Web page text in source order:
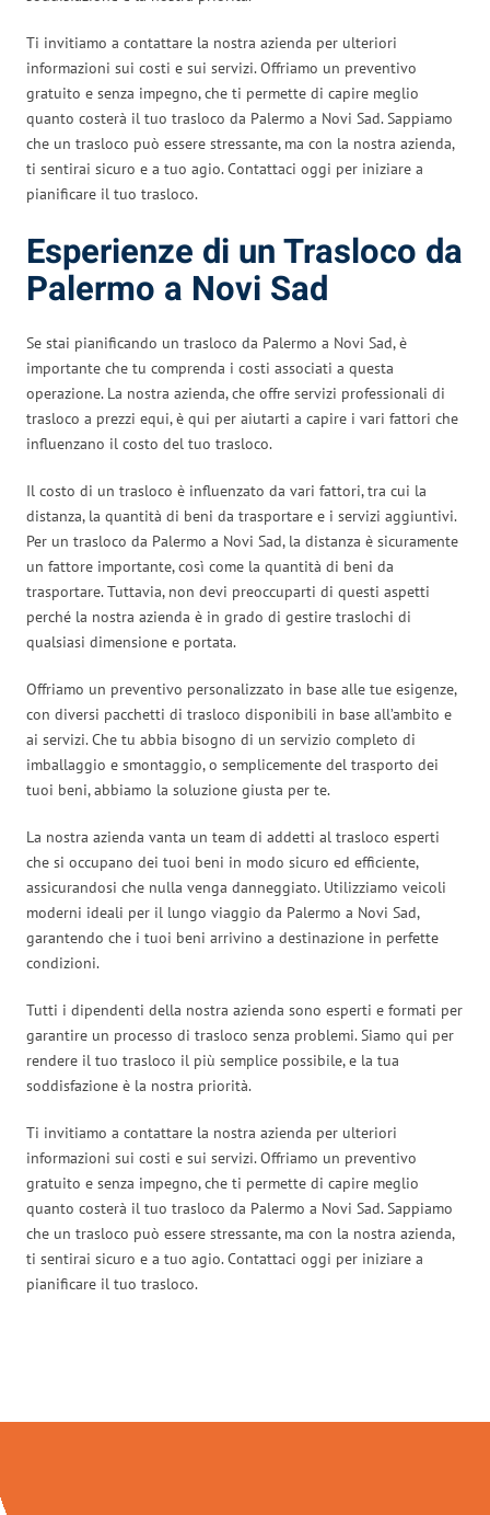
Ti invitiamo a contattare la nostra azienda per ulteriori
informazioni sui costi e sui servizi. Offriamo un preventivo
gratuito e senza impegno, che ti permette di capire meglio
quanto costerà il tuo trasloco da Palermo a Novi Sad. Sappiamo
che un trasloco può essere stressante, ma con la nostra azienda,
ti sentirai sicuro e a tuo agio. Contattaci oggi per iniziare a
pianificare il tuo trasloco.
Esperienze di un Trasloco da
Palermo a Novi Sad
Se stai pianificando un trasloco da Palermo a Novi Sad, è
importante che tu comprenda i costi associati a questa
operazione. La nostra azienda, che offre servizi professionali di
trasloco a prezzi equi, è qui per aiutarti a capire i vari fattori che
influenzano il costo del tuo trasloco.
Il costo di un trasloco è influenzato da vari fattori, tra cui la
distanza, la quantità di beni da trasportare e i servizi aggiuntivi.
Per un trasloco da Palermo a Novi Sad, la distanza è sicuramente
un fattore importante, così come la quantità di beni da
trasportare. Tuttavia, non devi preoccuparti di questi aspetti
perché la nostra azienda è in grado di gestire traslochi di
qualsiasi dimensione e portata.
Offriamo un preventivo personalizzato in base alle tue esigenze,
con diversi pacchetti di trasloco disponibili in base all’ambito e
ai servizi. Che tu abbia bisogno di un servizio completo di
imballaggio e smontaggio, o semplicemente del trasporto dei
tuoi beni, abbiamo la soluzione giusta per te.
La nostra azienda vanta un team di addetti al trasloco esperti
che si occupano dei tuoi beni in modo sicuro ed efficiente,
assicurandosi che nulla venga danneggiato. Utilizziamo veicoli
moderni ideali per il lungo viaggio da Palermo a Novi Sad,
garantendo che i tuoi beni arrivino a destinazione in perfette
condizioni.
Tutti i dipendenti della nostra azienda sono esperti e formati per
garantire un processo di trasloco senza problemi. Siamo qui per
rendere il tuo trasloco il più semplice possibile, e la tua
soddisfazione è la nostra priorità.
Ti invitiamo a contattare la nostra azienda per ulteriori
informazioni sui costi e sui servizi. Offriamo un preventivo
gratuito e senza impegno, che ti permette di capire meglio
quanto costerà il tuo trasloco da Palermo a Novi Sad. Sappiamo
che un trasloco può essere stressante, ma con la nostra azienda,
ti sentirai sicuro e a tuo agio. Contattaci oggi per iniziare a
pianificare il tuo trasloco.